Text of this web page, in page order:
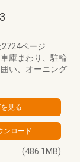
2724ページ
庫まわり、駐輪
い、オーニング
(486.1MB)